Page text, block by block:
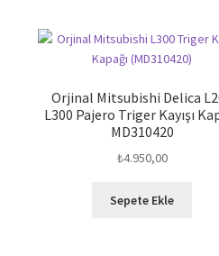
Orjinal Mitsubishi Delica
L300 Pajero Triger Kayışı
MD310420
₺4.950,00
Sepete Ekle